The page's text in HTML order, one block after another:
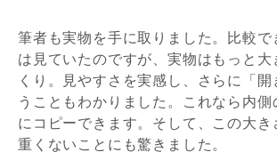
筆者も実物を手に取りました。比較
は見ていたのですが、実物はもっと大
くり。見やすさを実感し、さらに「
うこともわかりました。これなら内
にコピーできます。そして、この大き
重くないことにも驚きました。